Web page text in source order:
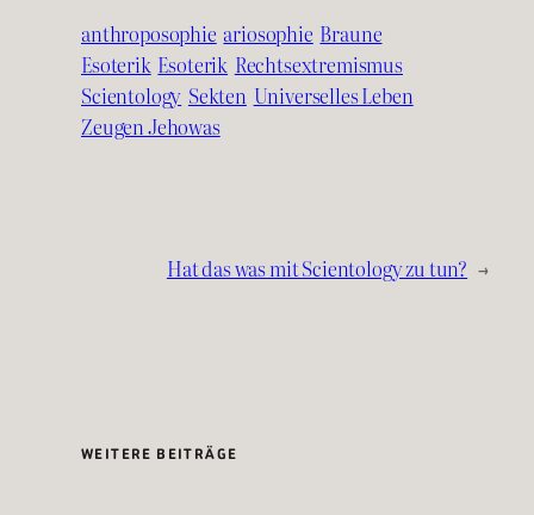
anthroposophie ariosophie Braune
Esoterik Esoterik Rechtsextremismus
Scientology Sekten Universelles Leben
Zeugen Jehowas
Hat das was mit Scientology zu tun? →
WEITERE BEITRÄGE